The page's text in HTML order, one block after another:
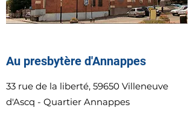
Au presbytère d'Annappes
33 rue de la liberté, 59650 Villeneuve
d'Ascq - Quartier Annappes